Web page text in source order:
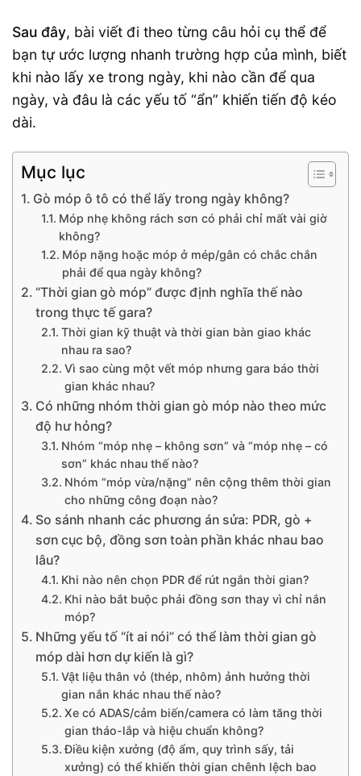
Sau đây, bài viết đi theo từng câu hỏi cụ thể để
bạn tự ước lượng nhanh trường hợp của mình, biết
khi nào lấy xe trong ngày, khi nào cần để qua
ngày, và đâu là các yếu tố “ẩn” khiến tiến độ kéo
dài.
Mục lục
Gò móp ô tô có thể lấy trong ngày không?
Móp nhẹ không rách sơn có phải chỉ mất vài giờ
không?
Móp nặng hoặc móp ở mép/gân có chắc chắn
phải để qua ngày không?
“Thời gian gò móp” được định nghĩa thế nào
trong thực tế gara?
Thời gian kỹ thuật và thời gian bàn giao khác
nhau ra sao?
Vì sao cùng một vết móp nhưng gara báo thời
gian khác nhau?
Có những nhóm thời gian gò móp nào theo mức
độ hư hỏng?
Nhóm “móp nhẹ – không sơn” và “móp nhẹ – có
sơn” khác nhau thế nào?
Nhóm “móp vừa/nặng” nên cộng thêm thời gian
cho những công đoạn nào?
So sánh nhanh các phương án sửa: PDR, gò +
sơn cục bộ, đồng sơn toàn phần khác nhau bao
lâu?
Khi nào nên chọn PDR để rút ngắn thời gian?
Khi nào bắt buộc phải đồng sơn thay vì chỉ nắn
móp?
Những yếu tố “ít ai nói” có thể làm thời gian gò
móp dài hơn dự kiến là gì?
Vật liệu thân vỏ (thép, nhôm) ảnh hưởng thời
gian nắn khác nhau thế nào?
Xe có ADAS/cảm biến/camera có làm tăng thời
gian tháo-lắp và hiệu chuẩn không?
Điều kiện xưởng (độ ẩm, quy trình sấy, tải
xưởng) có thể khiến thời gian chênh lệch bao